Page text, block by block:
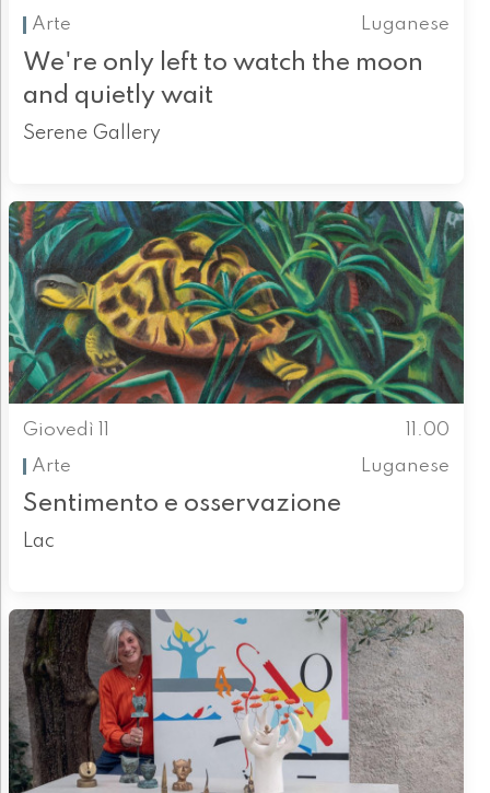
Arte
Luganese
We're only left to watch the moon
and quietly wait
Serene Gallery
Giovedì 11
11.00
Arte
Luganese
Sentimento e osservazione
Lac